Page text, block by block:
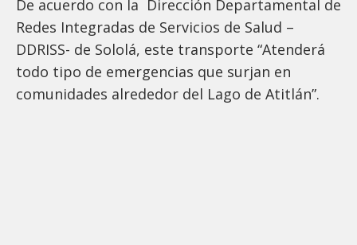
De acuerdo con la Dirección Departamental de
Redes Integradas de Servicios de Salud –
DDRISS- de Sololá, este transporte “Atenderá
todo tipo de emergencias que surjan en
comunidades alrededor del Lago de Atitlán”.